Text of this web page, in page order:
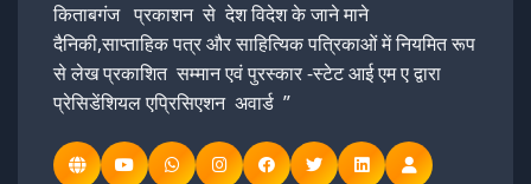
किताबगंज प्रकाशन से देश विदेश के जाने माने
दैनिकी,साप्ताहिक पत्र और साहित्यिक पत्रिकाओं में नियमित रूप
से लेख प्रकाशित सम्मान एवं पुरस्कार -स्टेट आई एम ए द्वारा
प्रेसिडेंशियल एप्रिसिएशन अवार्ड ”